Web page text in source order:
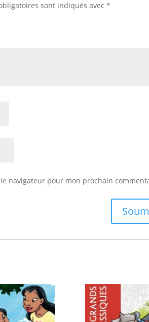
sont indiqués avec*
navigateur pour mon prochain